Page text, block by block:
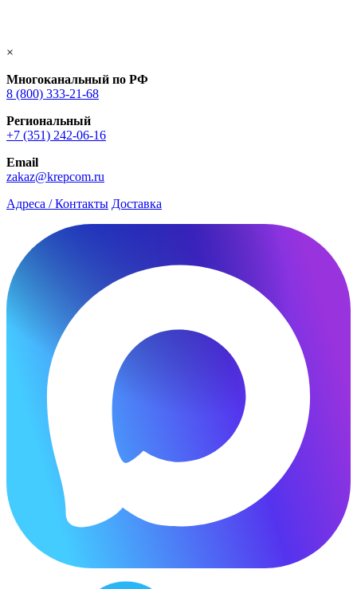
×
Многоканальный по РФ
8 (800) 333‑21-68
Региональный
+7 (351) 242-06-16
Email
zakaz@krepcom.ru
Адреса / Контакты Доставка